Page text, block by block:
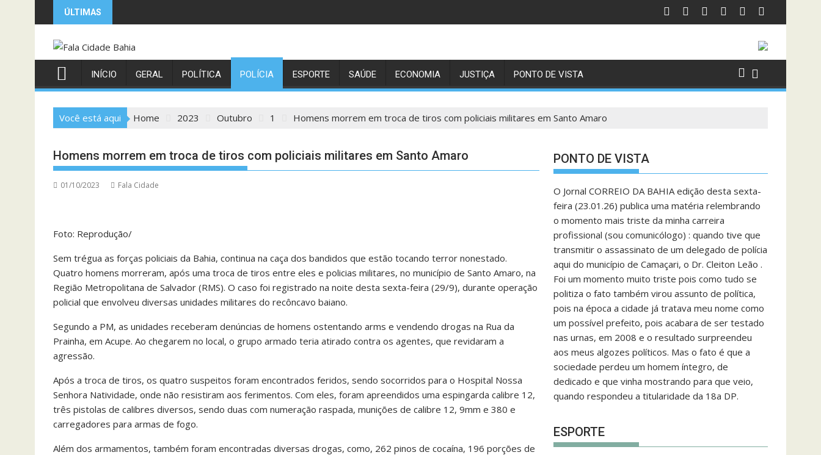
to
ÚLTIMAS
INÍCIO GERAL POLÍTICA POLÍCIA ESPORTE SAÚDE ECONOMIA JUSTIÇA PONTO DE VISTA
Você está aqui Home 2023 Outubro 1 Homens morrem em troca de tiros com policiais militares em Santo Amaro
Homens morrem em troca de tiros com policiais militares em Santo Amaro
01/10/2023 Fala Cidade
Foto: Reprodução/
Sem trégua as forças policiais da Bahia, continua na caça dos bandidos que estão tocando terror nonestado.
Quatro homens morreram, após uma troca de tiros entre eles e policias militares, no município de Santo Amaro, na
Região Metropolitana de Salvador (RMS). O caso foi registrado na noite desta sexta-feira (29/9), durante operação
policial que envolveu diversas unidades militares do recôncavo baiano.
Segundo a PM, as unidades receberam denúncias de homens ostentando arms e vendendo drogas na Rua da
Prainha, em Acupe. Ao chegarem no local, o grupo armado teria atirado contra os agentes, que revidaram a
agressão.
Após a troca de tiros, os quatro suspeitos foram encontrados feridos, sendo socorridos para o Hospital Nossa
Senhora Natividade, onde não resistiram aos ferimentos. Com eles, foram apreendidos uma espingarda calibre 12,
três pistolas de calibres diversos, sendo duas com numeração raspada, munições de calibre 12, 9mm e 380 e
carregadores para armas de fogo.
Além dos armamentos, também foram encontradas diversas drogas, como, 262 pinos de cocaína, 196 porções de
PONTO DE VISTA
O Jornal CORREIO DA BAHIA edição desta sexta-
feira (23.01.26) publica uma matéria relembrando
o momento mais triste da minha carreira
profissional (sou comunicólogo) : quando tive que
transmitir o assassinato de um delegado de polícia
aqui do município de Camaçari, o Dr. Cleiton Leão .
Foi um momento muito triste pois como tudo se
politiza o fato também virou assunto de política,
pois na época a cidade já tratava meu nome como
um possível prefeito, pois acabara de ser testado
nas urnas, em 2008 e o resultado surpreendeu
aos meus algozes políticos. Mas o fato é que a
sociedade perdeu um homem íntegro, de
dedicado e que vinha mostrando para que veio,
quando respondeu a titularidade da 18a DP.
ESPORTE